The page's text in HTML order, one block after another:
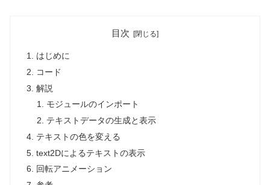
目次
はじめに
コード
解説
モジュールのインポート
テキストデータの生成と表示
テキストの色を変える
text2Dによるテキストの表示
回転アニメーション